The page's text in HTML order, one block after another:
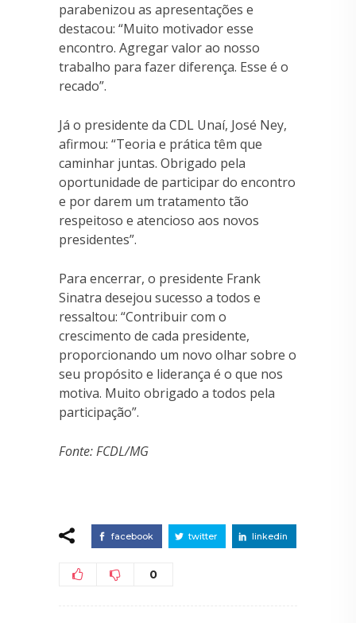
parabenizou as apresentações e
destacou: “Muito motivador esse
encontro. Agregar valor ao nosso
trabalho para fazer diferença. Esse é o
recado”.
Já o presidente da CDL Unaí, José Ney,
afirmou: “Teoria e prática têm que
caminhar juntas. Obrigado pela
oportunidade de participar do encontro
e por darem um tratamento tão
respeitoso e atencioso aos novos
presidentes”.
Para encerrar, o presidente Frank
Sinatra desejou sucesso a todos e
ressaltou: “Contribuir com o
crescimento de cada presidente,
proporcionando um novo olhar sobre o
seu propósito e liderança é o que nos
motiva. Muito obrigado a todos pela
participação”.
Fonte: FCDL/MG
facebook twitter linkedin
0